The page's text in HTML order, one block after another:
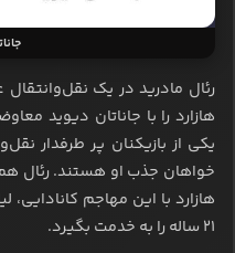
رئال مادرید در یک
هازارد را با جاناتان دیوید
یکی از بازیکنان پر طرفدار
خواهان جذب او هستند. رئال
هازارد با این مهاجم کانادایی،
21 ساله را به خدمت بگیرد.